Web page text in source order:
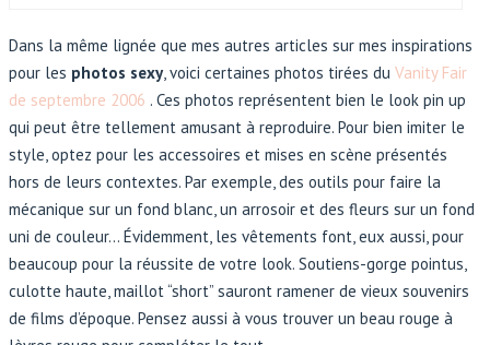
Dans la même lignée que mes autres articles sur mes inspirations
pour les photos sexy, voici certaines photos tirées du Vanity Fair
de septembre 2006 . Ces photos représentent bien le look pin up
qui peut être tellement amusant à reproduire. Pour bien imiter le
style, optez pour les accessoires et mises en scène présentés
hors de leurs contextes. Par exemple, des outils pour faire la
mécanique sur un fond blanc, un arrosoir et des fleurs sur un fond
uni de couleur… Évidemment, les vêtements font, eux aussi, pour
beaucoup pour la réussite de votre look. Soutiens-gorge pointus,
culotte haute, maillot “short” sauront ramener de vieux souvenirs
de films d’époque. Pensez aussi à vous trouver un beau rouge à